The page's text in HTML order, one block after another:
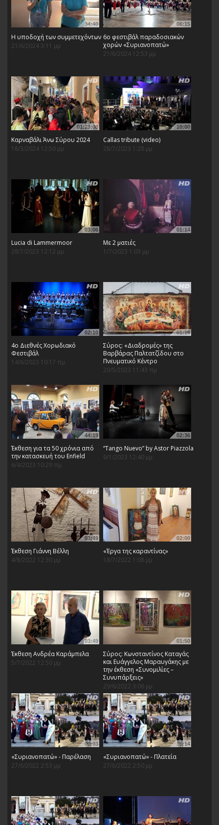
34:40
Η υποδοχή των συμμετεχόντων
21/6/2024 3:11 μμ
06:15
6ο φεστιβάλ παραδοσιακών
χορών «Συριανοπατώ»
21/6/2024 12:53 μμ
01:23:08
Καρναβάλι Άνω Σύρου 2024
18/3/2024 12:50 μμ
10:00
Callas tribute (video)
28/7/2023 1:28 μμ
03:06
Lucia di Lammermoor
28/7/2023 12:12 μμ
01:14
Με 2 ματιές
1/7/2023 1:03 μμ
02:10
4ο Διεθνές Χορωδιακό
Φεστιβάλ
14/6/2023 10:17 πμ
01:16
Σύρος: «Διαδρομές» της
Βαρβάρας Παλτατζίδου στο
Πνευματικό Κέντρο
20/5/2023 11:43 πμ
44:19
Έκθεση για τα 50 χρόνια από
την κατασκευή του Enfield
6/4/2023 10:29 πμ
02:36
“Tango Nuevo” by Astor Piazzola
9/1/2023 12:40 μμ
01:49
Έκθεση Γιάννη Βέλλη
4/8/2022 12:30 μμ
02:00
«Έργα της καραντίνας»
18/7/2022 1:08 μμ
03:49
Έκθεση Ανδρέα Καράμπελα
5/7/2022 12:50 μμ
01:50
Σύρος: Κωνσταντίνος Καταγάς
και Ευάγγελος Μαραυγάκης με
την έκθεση «Συνομιλίες –
Συνυπάρξεις»
29/6/2022 3:06 μμ
09:03
«Συριανοπατώ» - Παρέλαση
27/6/2022 2:53 μμ
15:14
«Συριανοπατώ» - Πλατεία
27/6/2022 2:50 μμ